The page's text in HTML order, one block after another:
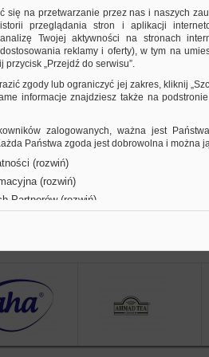
ułatwia
kartek…
się na przetwarzanie przez nas i naszych
przeglądania stron i aplikacji
Twojej aktywności na stronach
reklamy i oferty), w tym na
przycisk „Przejdź do serwisu”.
zgody lub ograniczyć jej zakres, kliknij
informacje znajdziesz także na
zalogowanych, ważna jest
Państwa zgoda jest dobrowolna i można
(rozwiń)
(rozwiń)
Partnerów (rozwiń)